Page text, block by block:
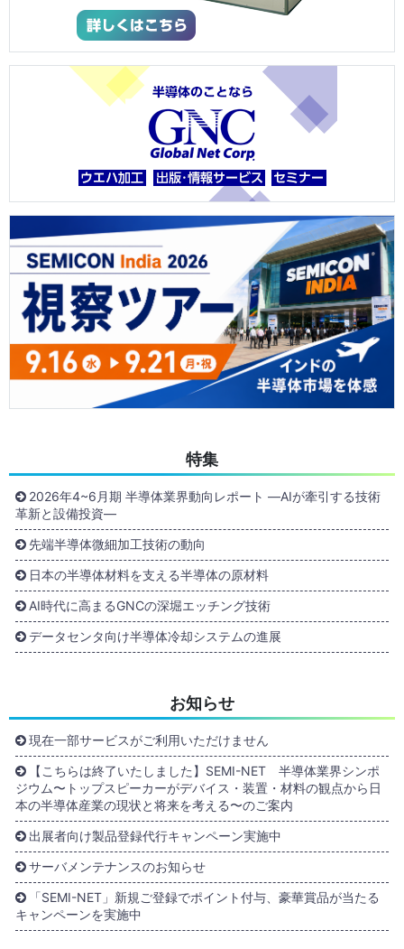
特集
2026年4~6月期 半導体業界動向レポート ―AIが牽引する技術
革新と設備投資―
先端半導体微細加工技術の動向
日本の半導体材料を支える半導体の原材料
AI時代に高まるGNCの深堀エッチング技術
データセンタ向け半導体冷却システムの進展
お知らせ
現在一部サービスがご利用いただけません
【こちらは終了いたしました】SEMI-NET 半導体業界シンポ
ジウム〜トップスピーカーがデバイス・装置・材料の観点から日
本の半導体産業の現状と将来を考える〜のご案内
出展者向け製品登録代行キャンペーン実施中
サーバメンテナンスのお知らせ
「SEMI-NET」新規ご登録でポイント付与、豪華賞品が当たる
キャンペーンを実施中